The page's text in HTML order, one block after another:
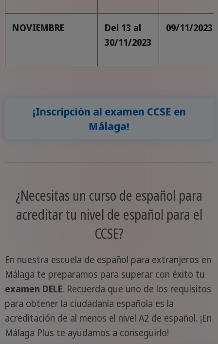
NOVIEMBRE
Del 13 al
30/11/2023
09/11/2023
¡Inscripción al examen CCSE en
Málaga!
¿Necesitas un curso de español para
acreditar tu nivel de español para el
CCSE?
En nuestra escuela de español para extranjeros en
Málaga te preparamos para superar con éxito tu
examen DELE. Recuerda que uno de los requisitos
para obtener la ciudadanía española es la
acreditación de al menos el nivel A2 de español. ¡En
Málaga Plus te ayudamos a conseguirlo!